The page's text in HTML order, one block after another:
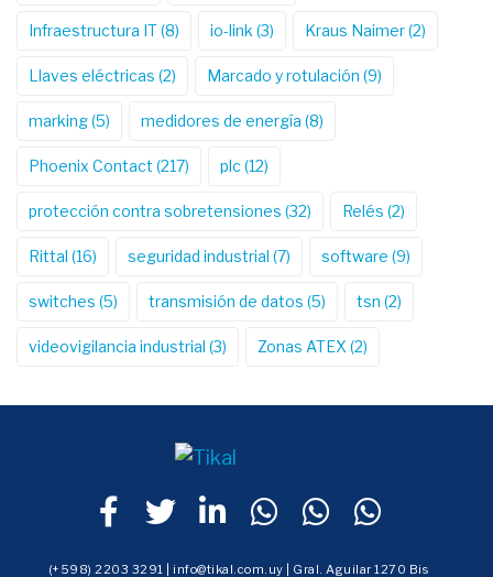
Infraestructura IT(8) io-link (3) Kraus Naimer(2)
Llaves eléctricas (2) Marcado y rotulación (9)
marking(5) medidores de energía (8)
Phoenix Contact (217) plc(12)
protección contra sobretensiones (32) Relés (2)
Rittal (16) seguridad industrial (7) software (9)
switches (5) transmisión de datos (5) tsn (2)
videovigilancia industrial (3) Zonas ATEX (2)
(+598) 2203 3291 | info@tikal.com.uy | Gral. Aguilar 1270 Bis